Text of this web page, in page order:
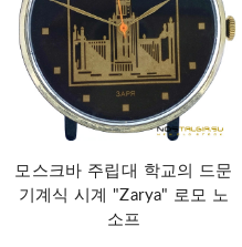
모스크바 주립대 학교의 드문
기계식 시계 "Zarya" 로모 노
소프